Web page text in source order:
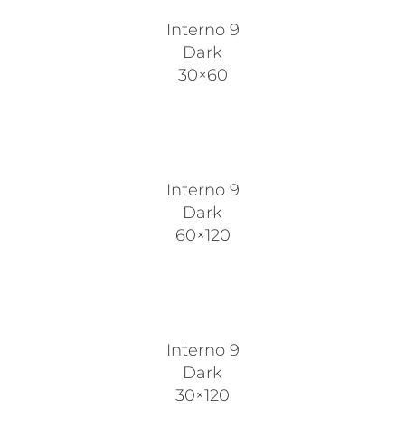
Interno 9
Dark
30×60
Interno 9
Dark
60×120
Interno 9
Dark
30×120